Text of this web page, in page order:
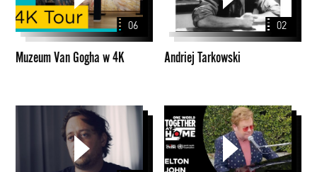
w
4K
06
Muzeum Van Gogha w 4K
02
Andriej Tarkowski
koncerty
Global
Citizen